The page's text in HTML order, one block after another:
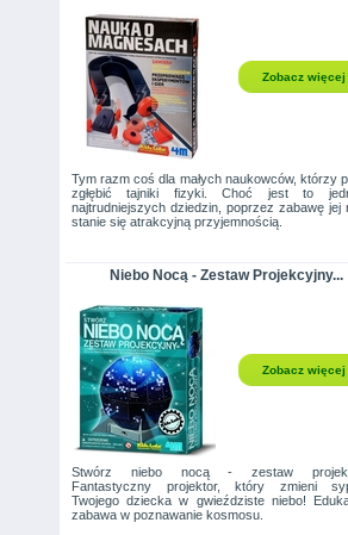
Zobacz więcej
Tym razm coś dla małych naukowców, którzy
zgłębić tajniki fizyki. Choć jest to
najtrudniejszych dziedzin, poprzez zabawę jej
stanie się atrakcyjną przyjemnością.
Niebo Nocą - Zestaw Projekcyjny...
Zobacz więcej
Stwórz niebo nocą - zestaw
Fantastyczny projektor, który zmieni
Twojego dziecka w gwieździste niebo!
zabawa w poznawanie kosmosu.